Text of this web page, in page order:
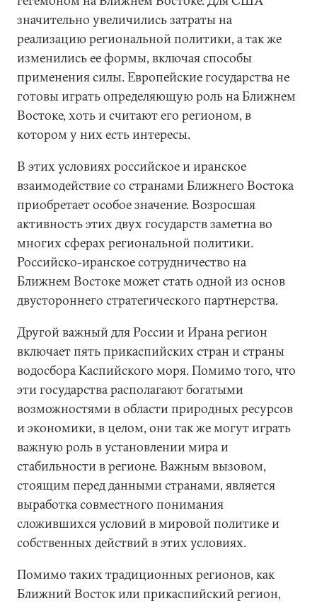
значительно увеличились затраты на
реализацию региональной политики, а так же
изменились ее формы, включая способы
применения силы. Европейские государства не
готовы играть определяющую роль на Ближнем
Востоке, хоть и считают его регионом, в
котором у них есть интересы.
В этих условиях российское и иранское
взаимодействие со странами Ближнего Востока
приобретает особое значение. Возросшая
активность этих двух государств заметна во
многих сферах региональной политики.
Российско-иранское сотрудничество на
Ближнем Востоке может стать одной из основ
двустороннего стратегического партнерства.
Другой важный для России и Ирана регион
включает пять прикаспийских стран и страны
водосбора Каспийского моря. Помимо того, что
эти государства располагают богатыми
возможностями в области природных ресурсов
и экономики, в целом, они так же могут играть
важную роль в установлении мира и
стабильности в регионе. Важным вызовом,
стоящим перед данными странами, является
выработка совместного понимания
сложившихся условий в мировой политике и
собственных действий в этих условиях.
Помимо таких традиционных регионов, как
Ближний Восток или прикаспийский регион,